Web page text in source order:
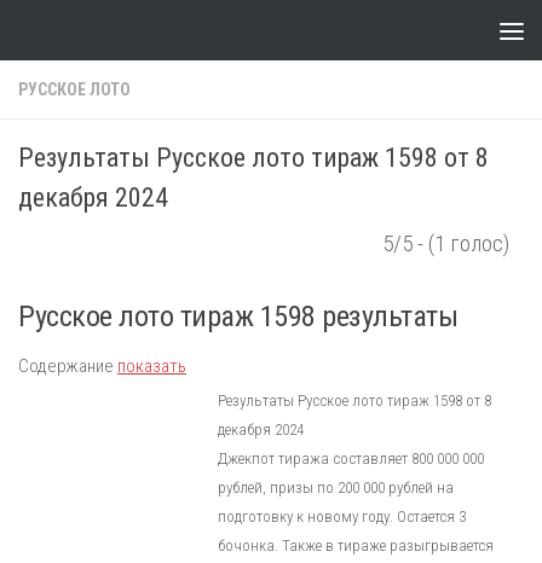
РУССКОЕ ЛОТО
Результаты Русское лото тираж 1598 от 8
декабря 2024
5/5 - (1 голос)
Русское лото тираж 1598 результаты
Содержание показать
Результаты Русское лото тираж 1598 от 8
декабря 2024
Джекпот тиража составляет 800 000 000
рублей, призы по 200 000 рублей на
подготовку к новому году. Остается 3
бочонка. Также в тираже разыгрывается